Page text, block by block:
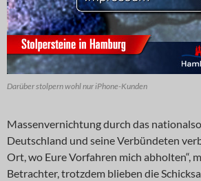
Darüber stolpern wohl nur iPhone-Kunden
Massenvernichtung durch das
Deutschland und seine Verbündeten
Ort, wo Eure Vorfahren mich abholten“,
Betrachter, trotzdem blieben die